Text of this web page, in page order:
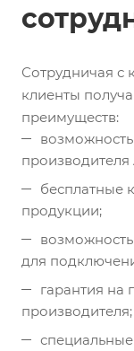
Сотрудничая
клиенты
преимуществ:
производителя
бесплатные
продукции;
для
гарантия на
производителя;